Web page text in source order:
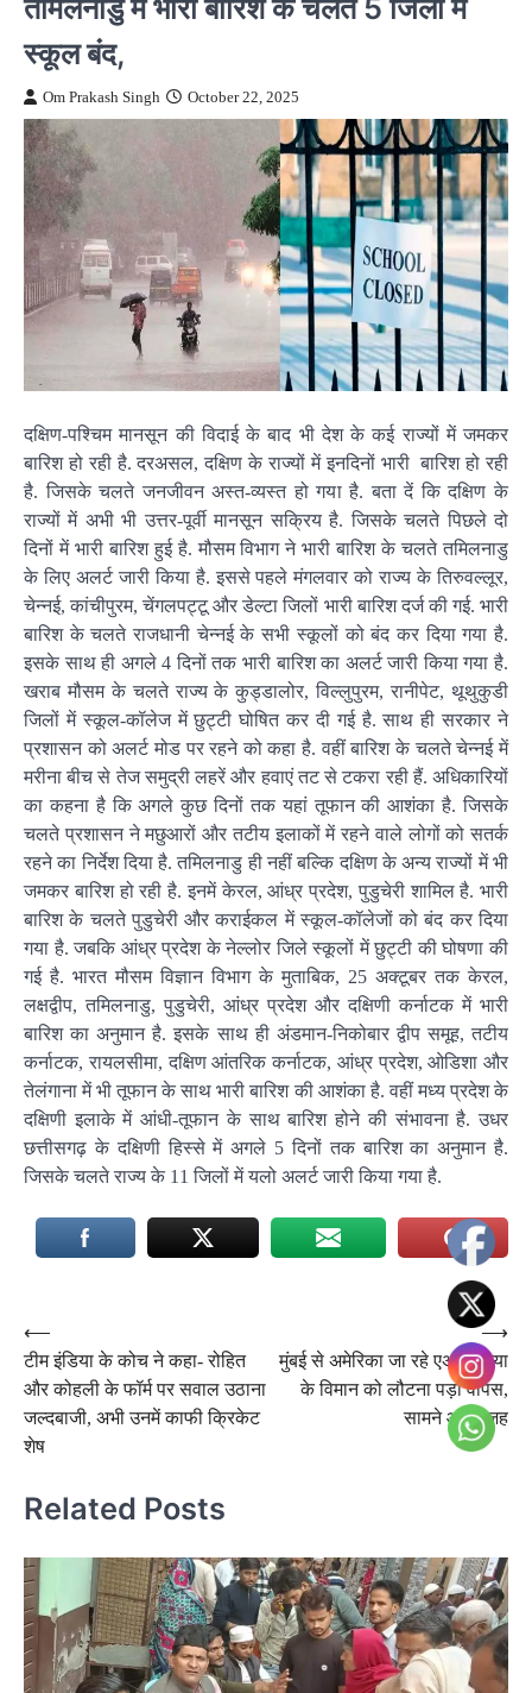
स्कूल बंद,
Om Prakash Singh October 22, 2025
दक्षिण-पश्चिम मानसून की विदाई के बाद भी देश के कई राज्यों में जमकर
बारिश हो रही है. दरअसल, दक्षिण के राज्यों में इनदिनों भारी बारिश हो रही
है. जिसके चलते जनजीवन अस्त-व्यस्त हो गया है. बता दें कि दक्षिण के
राज्यों में अभी भी उत्तर-पूर्वी मानसून सक्रिय है. जिसके चलते पिछले दो
दिनों में भारी बारिश हुई है. मौसम विभाग ने भारी बारिश के चलते तमिलनाडु
के लिए अलर्ट जारी किया है. इससे पहले मंगलवार को राज्य के तिरुवल्लूर,
चेन्नई, कांचीपुरम, चेंगलपट्टू और डेल्टा जिलों भारी बारिश दर्ज की गई. भारी
बारिश के चलते राजधानी चेन्नई के सभी स्कूलों को बंद कर दिया गया है.
इसके साथ ही अगले 4 दिनों तक भारी बारिश का अलर्ट जारी किया गया है.
खराब मौसम के चलते राज्य के कुड्डालोर, विल्लुपुरम, रानीपेट, थूथुकुडी
जिलों में स्कूल-कॉलेज में छुट्टी घोषित कर दी गई है. साथ ही सरकार ने
प्रशासन को अलर्ट मोड पर रहने को कहा है. वहीं बारिश के चलते चेन्नई में
मरीना बीच से तेज समुद्री लहरें और हवाएं तट से टकरा रही हैं. अधिकारियों
का कहना है कि अगले कुछ दिनों तक यहां तूफान की आशंका है. जिसके
चलते प्रशासन ने मछुआरों और तटीय इलाकों में रहने वाले लोगों को सतर्क
रहने का निर्देश दिया है. तमिलनाडु ही नहीं बल्कि दक्षिण के अन्य राज्यों में भी
जमकर बारिश हो रही है. इनमें केरल, आंध्र प्रदेश, पुडुचेरी शामिल है. भारी
बारिश के चलते पुडुचेरी और कराईकल में स्कूल-कॉलेजों को बंद कर दिया
गया है. जबकि आंध्र प्रदेश के नेल्लोर जिले स्कूलों में छुट्टी की घोषणा की
गई है. भारत मौसम विज्ञान विभाग के मुताबिक, 25 अक्टूबर तक केरल,
लक्षद्वीप, तमिलनाडु, पुडुचेरी, आंध्र प्रदेश और दक्षिणी कर्नाटक में भारी
बारिश का अनुमान है. इसके साथ ही अंडमान-निकोबार द्वीप समूह, तटीय
कर्नाटक, रायलसीमा, दक्षिण आंतरिक कर्नाटक, आंध्र प्रदेश, ओडिशा और
तेलंगाना में भी तूफान के साथ भारी बारिश की आशंका है. वहीं मध्य प्रदेश के
दक्षिणी इलाके में आंधी-तूफान के साथ बारिश होने की संभावना है. उधर
छत्तीसगढ़ के दक्षिणी हिस्से में अगले 5 दिनों तक बारिश का अनुमान है.
जिसके चलते राज्य के 11 जिलों में यलो अलर्ट जारी किया गया है.
Post
navigation
⟵
टीम इंडिया के कोच ने कहा- रोहित
और कोहली के फॉर्म पर सवाल उठाना
जल्दबाजी, अभी उनमें काफी क्रिकेट
शेष
मुंबई से अमेरिका जा रहे एअर इंडिया
के विमान को लौटना पड़ा वापस,
सामने आई वजह
⟶
Related Posts